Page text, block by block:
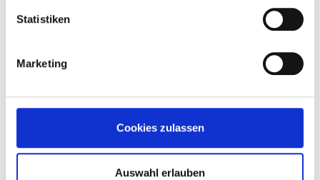
Statistiken
Marketing
Cookies zulassen
Auswahl erlauben
verwalten können. Sollten Sie noch keinen Zugang
haben, wenden Sie sich bitte an die Verwaltung.
Einloggen